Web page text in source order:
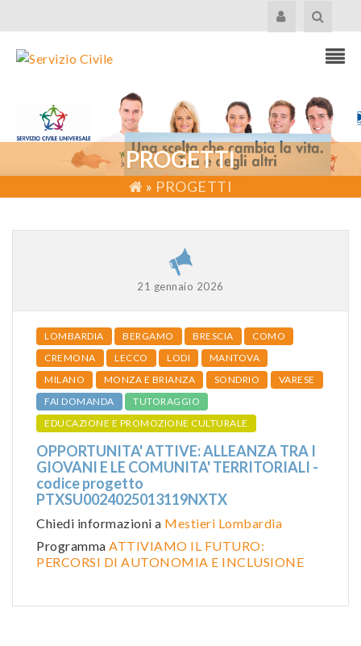
PROGETTI
» PROGETTI
21 gennaio 2026
LOMBARDIA BERGAMO BRESCIA
COMO
CREMONA
LECCO LODI
MANTOVA
MILANO
MONZA E BRIANZA SONDRIO
VARESE
FAI DOMANDA
TUTORAGGIO
EDUCAZIONE E PROMOZIONE CULTURALE
OPPORTUNITA' ATTIVE: ALLEANZA TRA I
GIOVANI E LE COMUNITA' TERRITORIALI -
codice progetto
PTXSU0024025013119NXTX
Chiedi informazioni a Mestieri Lombardia
Programma ATTIVIAMO IL FUTURO:
PERCORSI DI AUTONOMIA E INCLUSIONE